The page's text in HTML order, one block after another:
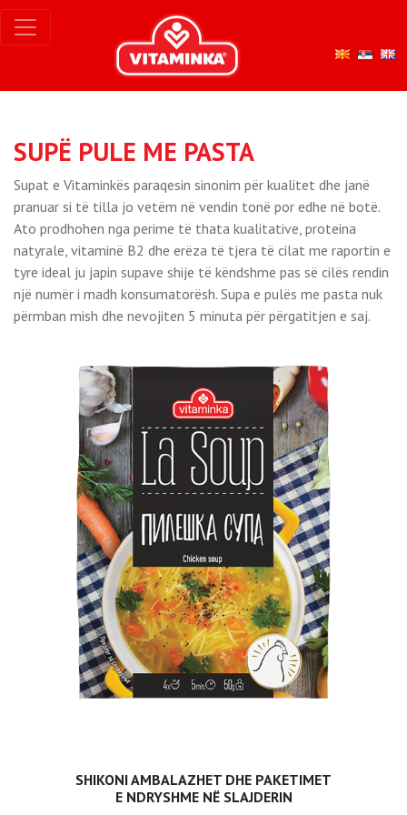
SUPË PULE ME PASTA
Supat e Vitaminkës paraqesin sinonim për kualitet dhe janë
pranuar si të tilla jo vetëm në vendin tonë por edhe në botë.
Ato prodhohen nga perime të thata kualitative, proteina
natyrale, vitaminë B2 dhe erëza të tjera të cilat me raportin e
tyre ideal ju japin supave shije të këndshme pas së cilës rendin
një numër i madh konsumatorësh. Supa e pulës me pasta nuk
përmban mish dhe nevojiten 5 minuta për përgatitjen e saj.
SHIKONI AMBALAZHET DHE PAKETIMET
E NDRYSHME NË SLAJDERIN